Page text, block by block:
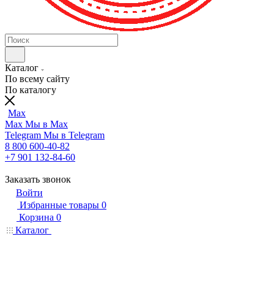
Каталог
По всему сайту
По каталогу
Max
Max Мы в Max
Telegram Мы в Telegram
8 800 600-40-82
+7 901 132-84-60
Заказать звонок
Войти
Избранные товары 0
Корзина 0
Каталог